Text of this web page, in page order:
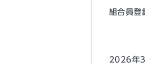
組合員登
2026年3